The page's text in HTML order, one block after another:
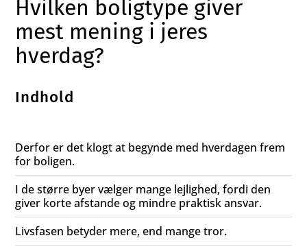
Hvilken boligtype giver
mest mening i jeres
hverdag?
Indhold
Derfor er det klogt at begynde med hverdagen frem
for boligen.
I de større byer vælger mange lejlighed, fordi den
giver korte afstande og mindre praktisk ansvar.
Livsfasen betyder mere, end mange tror.